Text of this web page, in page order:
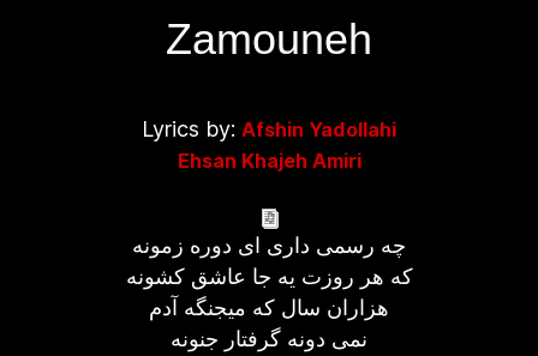
Zamouneh
Lyrics by: Afshin Yadollahi
Ehsan Khajeh Amiri
چه رسمی داری ای دوره زمونه
كه هر روزت یه جا عاشق كشونه
هزاران سال كه میجنگه آدم
نمی دونه گرفتار جنونه